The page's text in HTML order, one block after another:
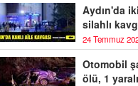
Aydın'da
silahlı
24 Temmuz
Otomobil
ölü, 1 yaralı